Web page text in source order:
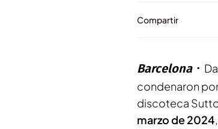
Compartir
Barcelona
condenaron
discoteca
marzo de 2024